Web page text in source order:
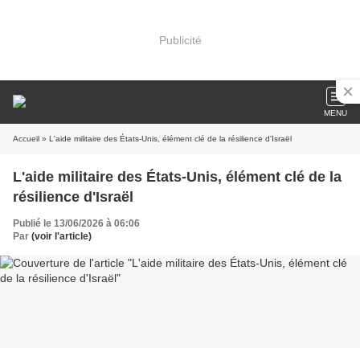
Publicité
MENU
Accueil » L'aide militaire des États-Unis, élément clé de la résilience d'Israël
L'aide militaire des États-Unis, élément clé de la
résilience d'Israël
Publié le 13/06/2026 à 06:06
Par (voir l'article)